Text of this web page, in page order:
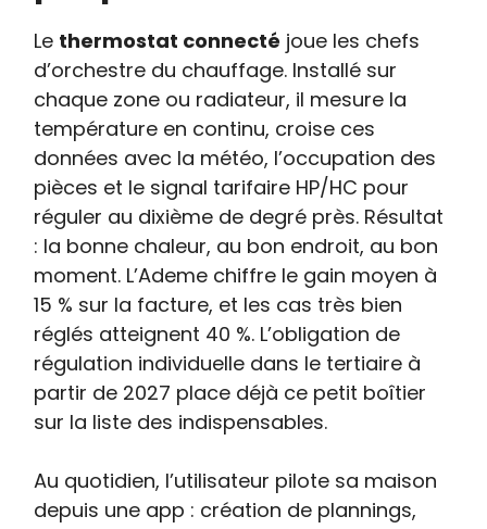
Le thermostat connecté joue les chefs
d’orchestre du chauffage. Installé sur
chaque zone ou radiateur, il mesure la
température en continu, croise ces
données avec la météo, l’occupation des
pièces et le signal tarifaire HP/HC pour
réguler au dixième de degré près. Résultat
: la bonne chaleur, au bon endroit, au bon
moment. L’Ademe chiffre le gain moyen à
15 % sur la facture, et les cas très bien
réglés atteignent 40 %. L’obligation de
régulation individuelle dans le tertiaire à
partir de 2027 place déjà ce petit boîtier
sur la liste des indispensables.
Au quotidien, l’utilisateur pilote sa maison
depuis une app : création de plannings,